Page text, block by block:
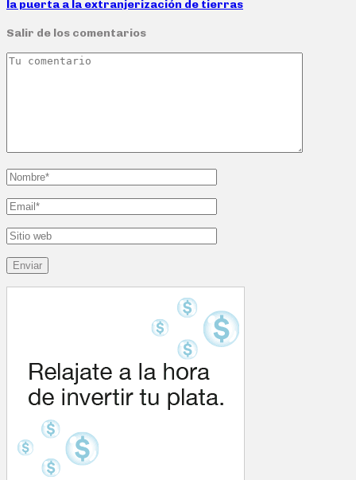
la puerta a la extranjerización de tierras
Salir de los comentarios